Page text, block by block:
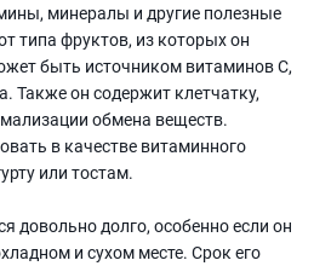
минералы и другие полезные
типа фруктов, из которых он
быть источником витаминов С,
Также он содержит клетчатку,
обмена веществ.
в качестве витаминного
или тостам.
довольно долго, особенно если он
и сухом месте. Срок его